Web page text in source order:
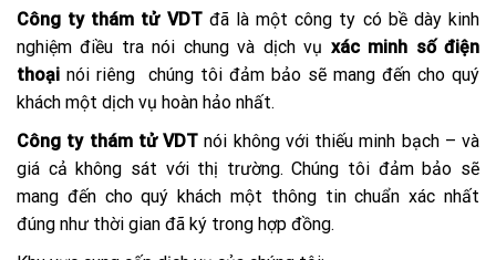
Công ty thám tử VDT đã là một công ty có bề dày kinh
nghiệm điều tra nói chung và dịch vụ xác minh số điện
thoại nói riêng chúng tôi đảm bảo sẽ mang đến cho quý
khách một dịch vụ hoàn hảo nhất.
Công ty thám tử VDTnói không với thiếu minh bạch – và
giá cả không sát với thị trường. Chúng tôi đảm bảo sẽ
mang đến cho quý khách một thông tin chuẩn xác nhất
đúng như thời gian đã ký trong hợp đồng.